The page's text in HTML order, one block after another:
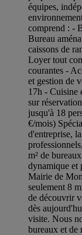
équipes,
comprend : -
Bureau
caissons de
Loyer tout
courantes -
et gestion de
17h - Cuisine
sur
jusqu'à 18
€/mois)
d'entreprise,
m² de
dynamique et
Mairie de
seulement 8
de découvrir
dès
visite. Nous
bureaux et de